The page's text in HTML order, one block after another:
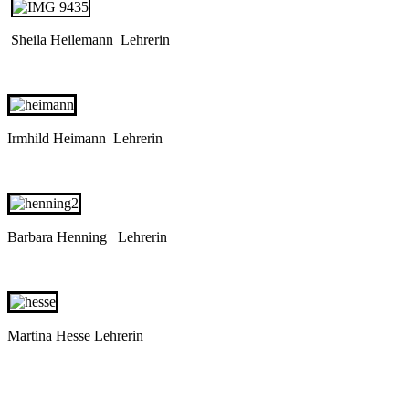
Sheila Heilemann Lehrerin
Irmhild Heimann Lehrerin
Barbara Henning Lehrerin
Martina Hesse Lehrerin